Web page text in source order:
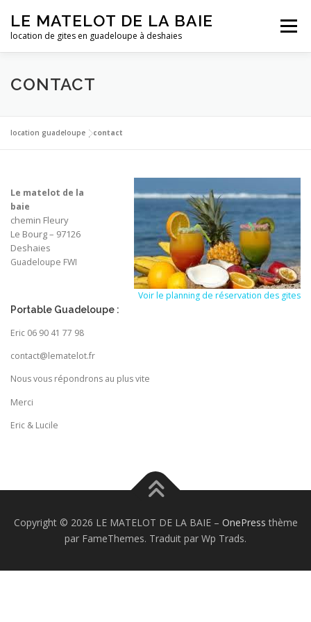
contenu
LE MATELOT DE LA BAIE
location de gites en guadeloupe à deshaies
Menu
ACCUEIL NOS LOCATIONS
LA GUADELOUPE
CONTACT
location guadeloupe |contact
Voir le planning de réservation des gites
Le matelot de la
baie
chemin Fleury
Le Bourg – 97126
Deshaies
Guadeloupe FWI
Portable Guadeloupe :
Eric 06 90 41 77 98
contact@lematelot.fr
Nous vous répondrons au plus vite
Merci
Eric & Lucile
Copyright © 2026 LE MATELOT DE LA BAIE – OnePress thème
par FameThemes. Traduit par Wp Trads.